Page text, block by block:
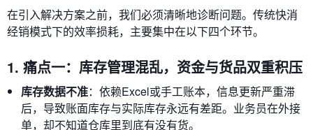
在引入解决方案之前，我们必须清晰地诊断问题。传统快消
经销模式下的效率损耗，主要集中在以下四个环节。
1. 痛点一：库存管理混乱，资金与货品双重积压
库存数据不准：依赖Excel或手工账本，信息更新严重滞
后，导致账面库存与实际库存永远有差距。业务员在外接
单，却不知道仓库里到底有没有货。